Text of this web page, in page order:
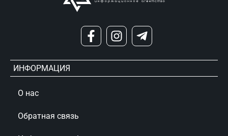
ИНФОРМАЦИЯ
О нас
Обратная связь